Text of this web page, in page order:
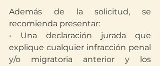
Además de la solicitud, se
recomienda presentar:
• Una declaración jurada que
explique cualquier infracción penal
y/o migratoria anterior y los